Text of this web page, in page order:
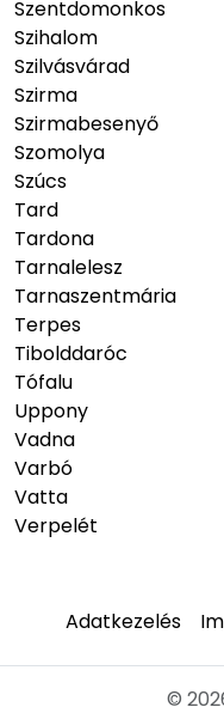
Szentdomonkos
Szihalom
Szilvásvárad
Szirma
Szirmabesenyő
Szomolya
Szúcs
Tard
Tardona
Tarnalelesz
Tarnaszentmária
Terpes
Tibolddaróc
Tófalu
Uppony
Vadna
Varbó
Vatta
Verpelét
Adatkezelés
©